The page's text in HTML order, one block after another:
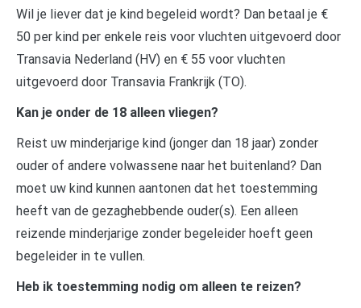
Wil je liever dat je kind begeleid wordt? Dan betaal je €
50 per kind per enkele reis voor vluchten uitgevoerd door
Transavia Nederland (HV) en € 55 voor vluchten
uitgevoerd door Transavia Frankrijk (TO).
Kan je onder de 18 alleen vliegen?
Reist uw minderjarige kind (jonger dan 18 jaar) zonder
ouder of andere volwassene naar het buitenland? Dan
moet uw kind kunnen aantonen dat het toestemming
heeft van de gezaghebbende ouder(s). Een alleen
reizende minderjarige zonder begeleider hoeft geen
begeleider in te vullen.
Heb ik toestemming nodig om alleen te reizen?